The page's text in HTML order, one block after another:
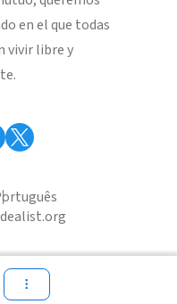
en el que todas
vivir libre y